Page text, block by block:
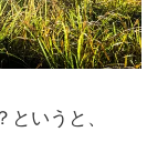
いうと、